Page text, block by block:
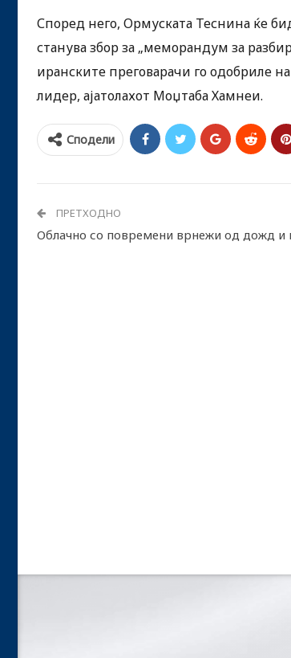
Според него, Ормуската Теснина ќе
станува збор за „меморандум за
иранските преговарачи го одобриле
лидер, ајатолахот Моџтаба Хамнеи.
Сподели
ПРЕТХОДНО
Облачно со повремени врнежи од дожд и